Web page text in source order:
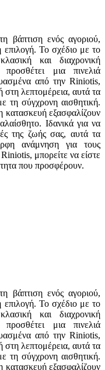
βάπτιση ενός αγοριού,
επιλογή. Το σχέδιο με το
και διαχρονική
μια πινελιά
από την Riniotis,
στη λεπτομέρεια, αυτά τα
τη σύγχρονη αισθητική.
εξασφαλίζουν
Ιδανικά για να
της ζωής σας, αυτά τα
ανάμνηση για τους
μπορείτε να είστε
που προσφέρουν.
βάπτιση ενός αγοριού,
επιλογή. Το σχέδιο με το
και διαχρονική
μια πινελιά
από την Riniotis,
στη λεπτομέρεια, αυτά τα
τη σύγχρονη αισθητική.
εξασφαλίζουν